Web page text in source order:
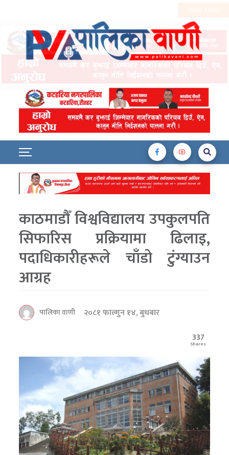
काठमाडौँ विश्वविद्यालय उपकुलपति
सिफारिस प्रक्रियामा ढिलाइ,
पदाधिकारीहरूले चाँडो टुंग्याउन
आग्रह
पालिका वाणी
२०८१ फाल्गुन १४, बुधबार
337
Shares